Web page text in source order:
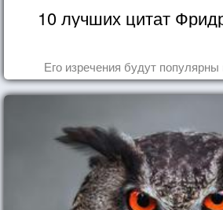
10 лучших цитат
Его изречения будут